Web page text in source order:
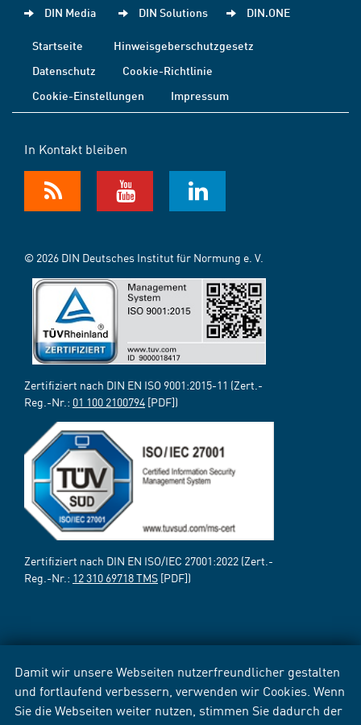
Damit wir unsere Webseiten nutzerfreundlicher gestalten
und fortlaufend verbessern, verwenden wir Cookies. Wenn
Sie die Webseiten weiter nutzen, stimmen Sie dadurch der
DIN Media DIN Solutions DIN.ONE
Startseite
Hinweisgeberschutzgesetz
Datenschutz
Cookie-Richtlinie
Cookie-Einstellungen
Impressum
In Kontakt bleiben
© 2026 DIN Deutsches Institut für Normung e. V.
Zertifiziert nach DIN EN ISO 9001:2015-11 (Zert.-
Reg.-Nr.: 01 100 2100794 [PDF])
Zertifiziert nach DIN EN ISO/IEC 27001:2022 (Zert.-
Reg.-Nr.: 12 310 69718 TMS [PDF])